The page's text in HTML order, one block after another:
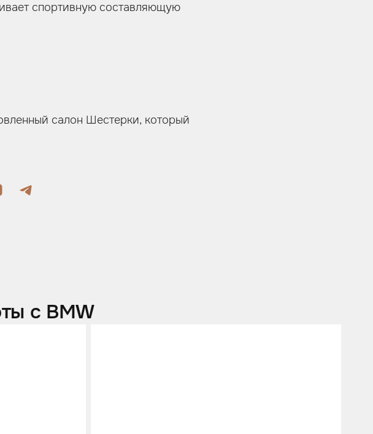
спортивную составляющую
салон Шестерки, который
с BMW